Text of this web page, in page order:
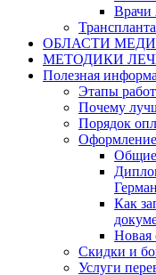
Врачи
ОБЛАСТИ
МЕТОДИКИ
Полезная
Этапы
Почему
Порядок
Общие
Как
Новая
Скидки и
Услуги